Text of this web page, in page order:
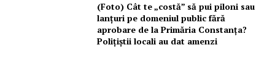
(Foto) Cât te „costă” să pui piloni sau
lanțuri pe domeniul public fără
aprobare de la Primăria Constanța?
Polițiștii locali au dat amenzi